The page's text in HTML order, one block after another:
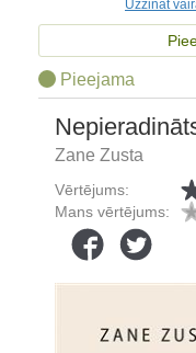
Uzzināt
Pieejama
Zane Zusta
Vērtējums:
Mans vērtējums: